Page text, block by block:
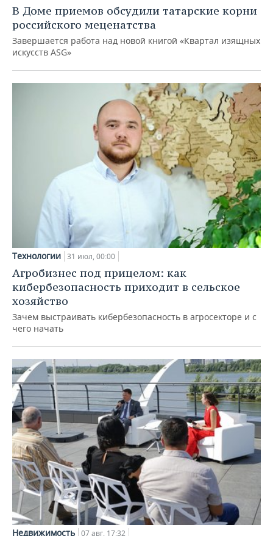
В Доме приемов обсудили татарские корни
российского меценатства
Завершается работа над новой книгой «Квартал изящных
искусств ASG»
Технологии 31 июл, 00:00
Агробизнес под прицелом: как
кибербезопасность приходит в сельское
хозяйство
Зачем выстраивать кибербезопасность в агросекторе и с
чего начать
Недвижимость 07 авг, 17:32